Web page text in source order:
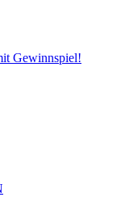
Gewinnspiel!